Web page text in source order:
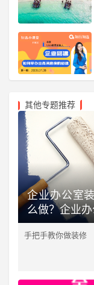
其他专题推荐
企业办公室
么做？企业办
手把手教你做装修